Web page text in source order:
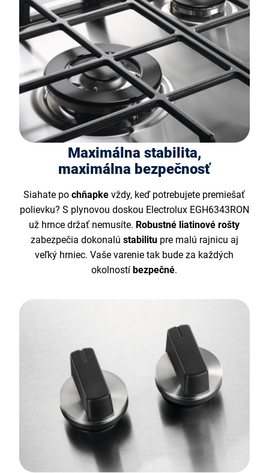
Maximálna stabilita,
maximálna bezpečnosť
Siahate pochňapke vždy, keď potrebujete premiešať
polievku? S plynovou doskou Electrolux EGH6343RON
už hrnce držať nemusíte. Robustné liatinové rošty
zabezpečia dokonalú stabilitupre malú rajnicu aj
veľký hrniec. Vaše varenie tak bude za každých
okolnostíbezpečné.